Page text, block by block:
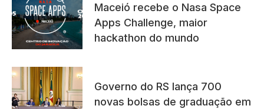
Maceió recebe o Nasa Space
Apps Challenge, maior
hackathon do mundo
Governo do RS lança 700
novas bolsas de graduação em